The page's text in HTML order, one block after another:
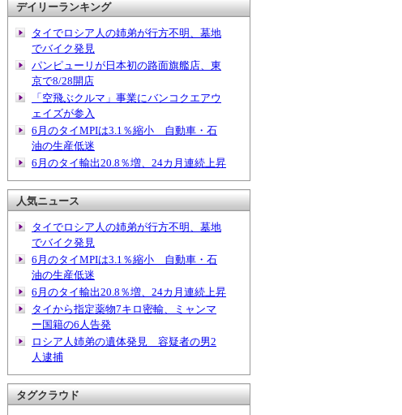
デイリーランキング
タイでロシア人の姉弟が行方不明、墓地
でバイク発見
パンピューリが日本初の路面旗艦店、東
京で8/28開店
「空飛ぶクルマ」事業にバンコクエアウ
ェイズが参入
6月のタイMPIは3.1％縮小 自動車・石
油の生産低迷
6月のタイ輸出20.8％増、24カ月連続上昇
人気ニュース
タイでロシア人の姉弟が行方不明、墓地
でバイク発見
6月のタイMPIは3.1％縮小 自動車・石
油の生産低迷
6月のタイ輸出20.8％増、24カ月連続上昇
タイから指定薬物7キロ密輸、ミャンマ
ー国籍の6人告発
ロシア人姉弟の遺体発見 容疑者の男2
人逮捕
タグクラウド